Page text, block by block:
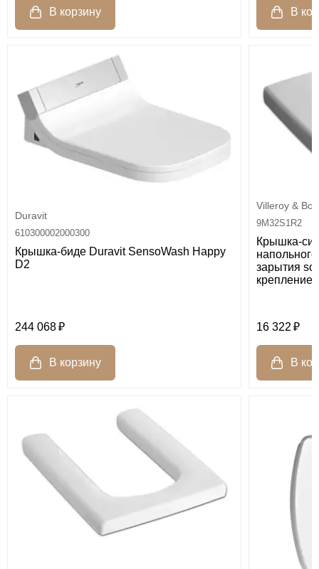
Duravit
610300002000300
Крышка-биде Duravit SensoWash Happy
D2
244 068
Villeroy &
9M32S1R2
Крышка-
зарытия
крепление
16 322